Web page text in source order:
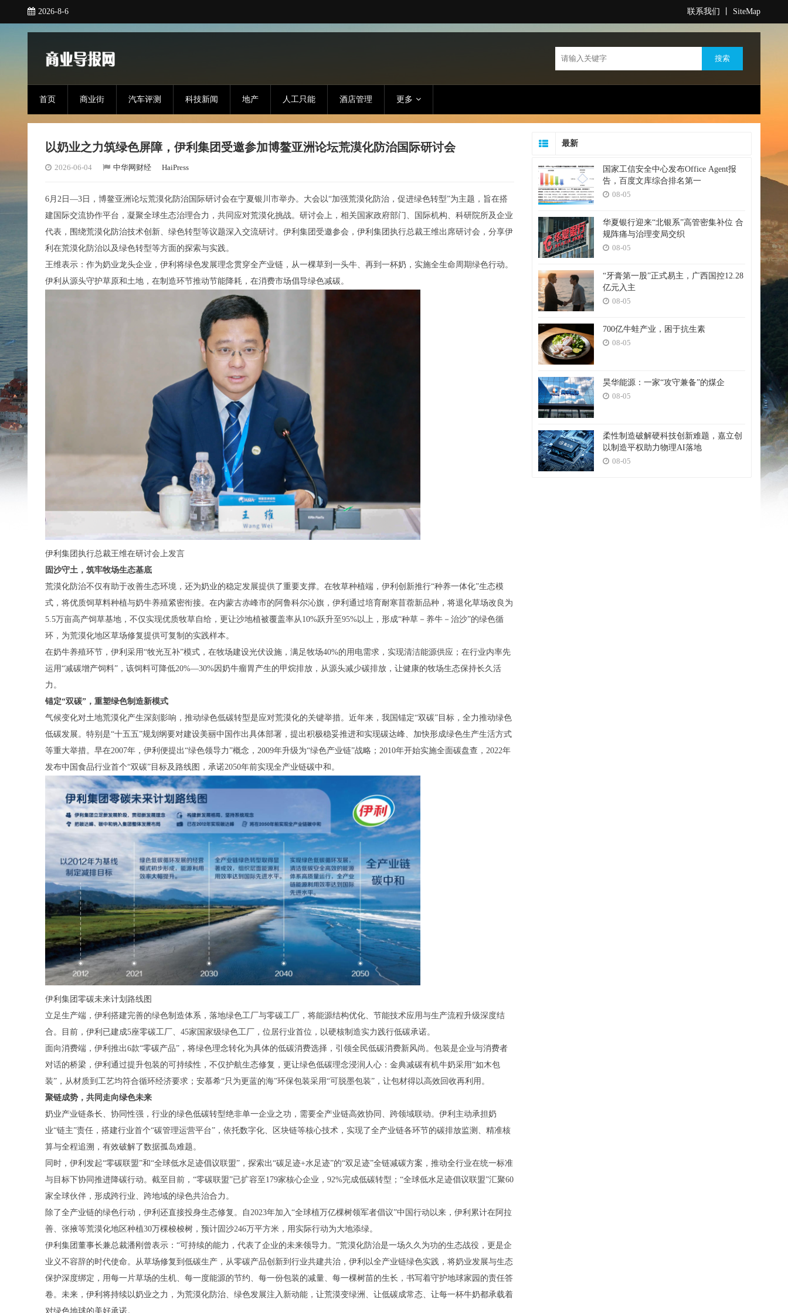
2026-8-6 联系我们 SiteMap
首页 商业街 汽车评测 科技新闻 地产 人工只能 酒店管理 更多
以奶业之力筑绿色屏障，伊利集团受邀参加博鳌亚洲论坛荒漠化防治国际研讨会
2026-06-04 中华网财经 HaiPress
6月2日—3日，博鳌亚洲论坛荒漠化防治国际研讨会在宁夏银川市举办。大会以“加强荒漠化防治，促进绿色转型”为主题，旨在搭
建国际交流协作平台，凝聚全球生态治理合力，共同应对荒漠化挑战。研讨会上，相关国家政府部门、国际机构、科研院所及企业
代表，围绕荒漠化防治技术创新、绿色转型等议题深入交流研讨。伊利集团受邀参会，伊利集团执行总裁王维出席研讨会，分享伊
利在荒漠化防治以及绿色转型等方面的探索与实践。
王维表示：作为奶业龙头企业，伊利将绿色发展理念贯穿全产业链，从一棵草到一头牛、再到一杯奶，实施全生命周期绿色行动。
伊利从源头守护草原和土地，在制造环节推动节能降耗，在消费市场倡导绿色减碳。
伊利集团执行总裁王维在研讨会上发言
固沙守土，筑牢牧场生态基底
荒漠化防治不仅有助于改善生态环境，还为奶业的稳定发展提供了重要支撑。在牧草种植端，伊利创新推行“种养一体化”生态模
式，将优质饲草料种植与奶牛养殖紧密衔接。在内蒙古赤峰市的阿鲁科尔沁旗，伊利通过培育耐寒苜蓿新品种，将退化草场改良为
5.5万亩高产饲草基地，不仅实现优质牧草自给，更让沙地植被覆盖率从10%跃升至95%以上，形成“种草－养牛－治沙”的绿色循
环，为荒漠化地区草场修复提供可复制的实践样本。
在奶牛养殖环节，伊利采用“牧光互补”模式，在牧场建设光伏设施，满足牧场40%的用电需求，实现清洁能源供应；在行业内率先
运用“减碳增产饲料”，该饲料可降低20%—30%因奶牛瘤胃产生的甲烷排放，从源头减少碳排放，让健康的牧场生态保持长久活
力。
锚定“双碳”，重塑绿色制造新模式
气候变化对土地荒漠化产生深刻影响，推动绿色低碳转型是应对荒漠化的关键举措。近年来，我国锚定“双碳”目标，全力推动绿色
低碳发展。特别是“十五五”规划纲要对建设美丽中国作出具体部署，提出积极稳妥推进和实现碳达峰、加快形成绿色生产生活方式
等重大举措。早在2007年，伊利便提出“绿色领导力”概念，2009年升级为“绿色产业链”战略；2010年开始实施全面碳盘查，2022年
发布中国食品行业首个“双碳”目标及路线图，承诺2050年前实现全产业链碳中和。
伊利集团零碳未来计划路线图
立足生产端，伊利搭建完善的绿色制造体系，落地绿色工厂与零碳工厂，将能源结构优化、节能技术应用与生产流程升级深度结
合。目前，伊利已建成5座零碳工厂、45家国家级绿色工厂，位居行业首位，以硬核制造实力践行低碳承诺。
面向消费端，伊利推出6款“零碳产品”，将绿色理念转化为具体的低碳消费选择，引领全民低碳消费新风尚。包装是企业与消费者
对话的桥梁，伊利通过提升包装的可持续性，不仅护航生态修复，更让绿色低碳理念浸润人心：金典减碳有机牛奶采用“如木包
装”，从材质到工艺均符合循环经济要求；安慕希“只为更蓝的海”环保包装采用“可脱墨包装”，让包材得以高效回收再利用。
聚链成势，共同走向绿色未来
奶业产业链条长、协同性强，行业的绿色低碳转型绝非单一企业之功，需要全产业链高效协同、跨领域联动。伊利主动承担奶
业“链主”责任，搭建行业首个“碳管理运营平台”，依托数字化、区块链等核心技术，实现了全产业链各环节的碳排放监测、精准核
算与全程追溯，有效破解了数据孤岛难题。
同时，伊利发起“零碳联盟”和“全球低水足迹倡议联盟”，探索出“碳足迹+水足迹”的“双足迹”全链减碳方案，推动全行业在统一标准
与目标下协同推进降碳行动。截至目前，“零碳联盟”已扩容至179家核心企业，92%完成低碳转型；“全球低水足迹倡议联盟”汇聚60
家全球伙伴，形成跨行业、跨地域的绿色共治合力。
除了全产业链的绿色行动，伊利还直接投身生态修复。自2023年加入“全球植万亿棵树领军者倡议”中国行动以来，伊利累计在阿拉
善、张掖等荒漠化地区种植30万棵梭梭树，预计固沙246万平方米，用实际行动为大地添绿。
伊利集团董事长兼总裁潘刚曾表示：“可持续的能力，代表了企业的未来领导力。”荒漠化防治是一场久久为功的生态战役，更是企
业义不容辞的时代使命。从草场修复到低碳生产，从零碳产品创新到行业共建共治，伊利以全产业链绿色实践，将奶业发展与生态
保护深度绑定，用每一片草场的生机、每一度能源的节约、每一份包装的减量、每一棵树苗的生长，书写着守护地球家园的责任答
卷。未来，伊利将持续以奶业之力，为荒漠化防治、绿色发展注入新动能，让荒漠变绿洲、让低碳成常态、让每一杯牛奶都承载着
对绿色地球的美好承诺。
最新
国家工信安全中心发布Office Agent报
告，百度文库综合排名第一
08-05
华夏银行迎来“北银系”高管密集补位 合
规阵痛与治理变局交织
08-05
“牙膏第一股”正式易主，广西国控12.28
亿元入主
08-05
700亿牛蛙产业，困于抗生素
08-05
昊华能源：一家“攻守兼备”的煤企
08-05
柔性制造破解硬科技创新难题，嘉立创
以制造平权助力物理AI落地
08-05